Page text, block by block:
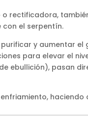
o rectificadora,
con el serpentín.
purificar y aumentar
para elevar el
ebullición), pasan